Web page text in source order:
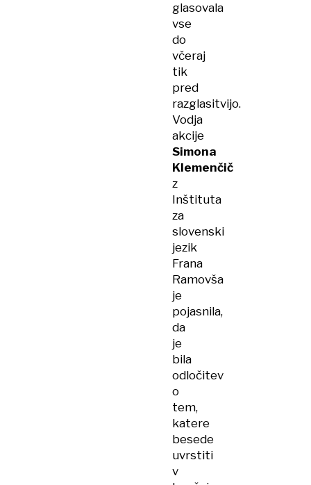
glasovala
vse
do
včeraj
tik
pred
razglasitvijo.
Vodja
akcije
Simona
Klemenčič
z
Inštituta
za
slovenski
jezik
Frana
Ramovša
je
pojasnila,
da
je
bila
odločitev
o
tem,
katere
besede
uvrstiti
v